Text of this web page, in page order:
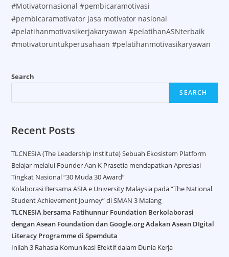
#Motivatornasional #pembicaramotivasi
#pembicaramotivator jasa motivator nasional
#pelatihanmotivasikerjakaryawan #pelatihanASNterbaik
#motivatoruntukperusahaan #pelatihanmotivasikaryawan
Search
SEARCH
Recent Posts
TLCNESIA (The Leadership Institute) Sebuah Ekosistem Platform
Belajar melalui Founder Aan K Prasetia mendapatkan Apresiasi
Tingkat Nasional “30 Muda 30 Award”
Kolaborasi Bersama ASIA e University Malaysia pada “The National
Student Achievement Journey” di SMAN 3 Malang
TLCNESIA bersama Fatihunnur Foundation Berkolaborasi
dengan Asean Foundation dan Google.org Adakan Asean DIgital
Literacy Programme di Spemduta​
Inilah 3 Rahasia Komunikasi Efektif dalam Dunia Kerja